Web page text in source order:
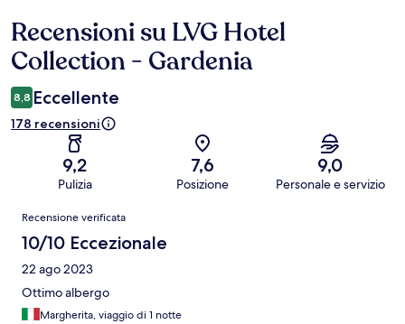
Recensioni
Recensioni su LVG Hotel
Collection - Gardenia
8,8 Eccellente
178 recensioni
9,2
Pulizia
7,6
Posizione
9,0
Personale e servizio
Recensioni
Recensione verificata
10/10 Eccezionale
22 ago 2023
Ottimo albergo
Margherita, viaggio di 1 notte